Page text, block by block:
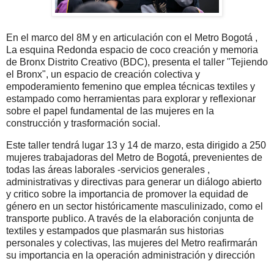
En el marco del 8M y en articulación con el Metro Bogotá ,
La esquina Redonda espacio de coco creación y memoria
de Bronx Distrito Creativo (BDC), presenta el taller "Tejiendo
el Bronx", un espacio de creación colectiva y
empoderamiento femenino que emplea técnicas textiles y
estampado como herramientas para explorar y reflexionar
sobre el papel fundamental de las mujeres en la
construcción y trasformación social.
Este taller tendrá lugar 13 y 14 de marzo, esta dirigido a 250
mujeres trabajadoras del Metro de Bogotá, prevenientes de
todas las áreas laborales -servicios generales ,
administrativas y directivas para generar un diálogo abierto
y critico sobre la importancia de promover la equidad de
género en un sector históricamente masculinizado, como el
transporte publico. A través de la elaboración conjunta de
textiles y estampados que plasmarán sus historias
personales y colectivas, las mujeres del Metro reafirmarán
su importancia en la operación administración y dirección